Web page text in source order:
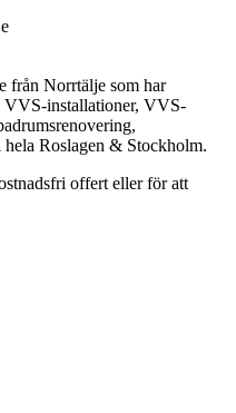
från Norrtälje som har
VVS-installationer, VVS-
Roslagen & Stockholm.
offert eller för att